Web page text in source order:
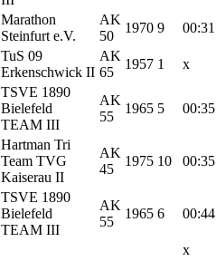
Marathon
Steinfurt e.V.
AK
50
1970 9
TuS 09
Erkenschwick II
AK
65
1957 1 x
TSVE 1890
Bielefeld
TEAM III
AK
55
1965 5
Hartman Tri
Team TVG
Kaiserau II
AK
45
1975 10
TSVE 1890
Bielefeld
TEAM III
AK
55
1965 6
x